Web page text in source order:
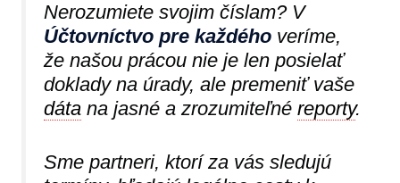
Nerozumiete svojim číslam? V
Účtovníctvo pre každého veríme,
že našou prácou nie je len posielať
doklady na úrady, ale premeniť vaše
dáta na jasné a zrozumiteľné reporty.
Sme partneri, ktorí za vás sledujú